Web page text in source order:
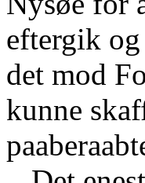
eftergik
det mod
kunne